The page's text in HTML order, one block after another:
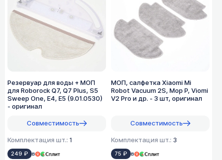
Резервуар для воды + МОП
для Roborock Q7, Q7 Plus, S5
Sweep One, E4, E5 (9.01.0530)
- оригинал
Совместимость
Комплектация шт.: 1
249 ₽ в
МОП, салфетка Xiaomi Mi
Robot Vacuum 2S, Mop P, Viomi
V2 Pro и др. - 3 шт, оригинал
Совместимость
Комплектация шт.: 3
75 ₽ в